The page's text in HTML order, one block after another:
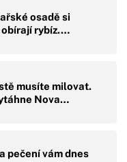
osadě si
obírají rybíz.…
musíte milovat.
Nova…
pečení vám dnes